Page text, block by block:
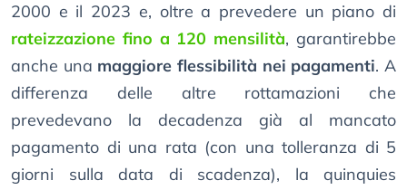
2000 e il 2023 e, oltre a prevedere un piano di
rateizzazione fino a 120 mensilità, garantirebbe
anche una maggiore flessibilità nei pagamenti. A
differenza delle altre rottamazioni che
prevedevano la decadenza già al mancato
pagamento di una rata (con una tolleranza di 5
giorni sulla data di scadenza), la quinquies